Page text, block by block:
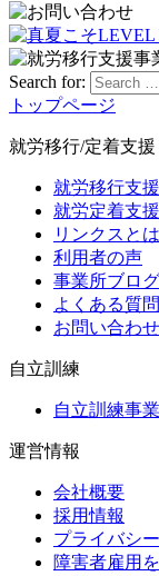
Search for:
トップページ
就労移行/定着支援
就労移行支
就労定着支
リンクスとは
利用者の声
事業所ブログ
よくある質問
お問い合わせ
自立訓練
自立訓練事
運営情報
会社概要
採用情報
プライバシ
障害者雇用